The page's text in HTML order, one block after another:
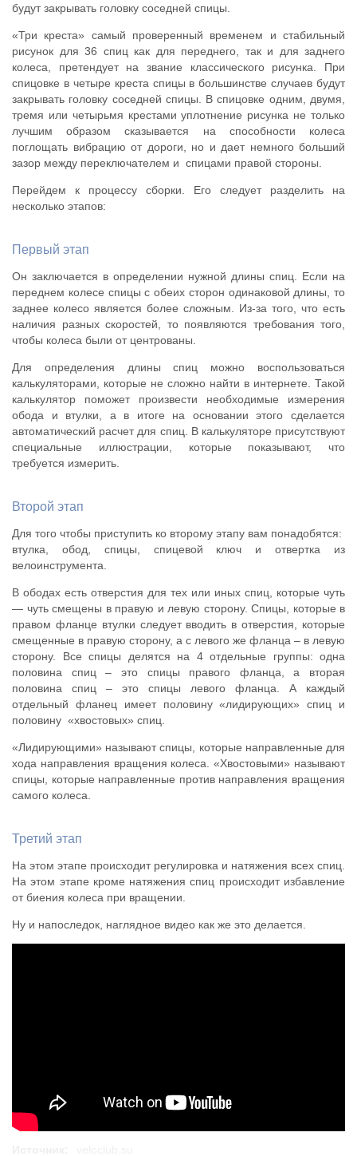
будут закрывать головку соседней спицы.
«Три креста» самый проверенный временем и стабильный
рисунок для 36 спиц как для переднего, так и для заднего
колеса, претендует на звание классического рисунка. При
cпицовке в четыре креста спицы в большинстве случаев будут
закрывать головку соседней спицы. В спицовке одним, двумя,
тремя или четырьмя крестами уплотнение рисунка не только
лучшим образом сказывается на способности колеса
поглощать вибрацию от дороги, но и дает немного больший
зазор между переключателем и спицами правой стороны.
Перейдем к процессу сборки. Его следует разделить на
несколько этапов:
Первый этап
Он заключается в определении нужной длины спиц. Если на
переднем колесе спицы с обеих сторон одинаковой длины, то
заднее колесо является более сложным. Из-за того, что есть
наличия разных скоростей, то появляются требования того,
чтобы колеса были от центрованы.
Для определения длины спиц можно воспользоваться
калькуляторами, которые не сложно найти в интернете. Такой
калькулятор поможет произвести необходимые измерения
обода и втулки, а в итоге на основании этого сделается
автоматический расчет для спиц. В калькуляторе присутствуют
специальные иллюстрации, которые показывают, что
требуется измерить.
Второй этап
Для того чтобы приступить ко второму этапу вам понадобятся:
втулка, обод, спицы, спицевой ключ и отвертка из
велоинструмента.
В ободах есть отверстия для тех или иных спиц, которые чуть
— чуть смещены в правую и левую сторону. Спицы, которые в
правом фланце втулки следует вводить в отверстия, которые
смещенные в правую сторону, а с левого же фланца – в левую
сторону. Все спицы делятся на 4 отдельные группы: одна
половина спиц – это спицы правого фланца, а вторая
половина спиц – это спицы левого фланца. А каждый
отдельный фланец имеет половину «лидирующих» спиц и
половину «хвостовых» спиц.
«Лидирующими» называют спицы, которые направленные для
хода направления вращения колеса. «Хвостовыми» называют
спицы, которые направленные против направления вращения
самого колеса.
Третий этап
На этом этапе происходит регулировка и натяжения всех спиц.
На этом этапе кроме натяжения спиц происходит избавление
от биения колеса при вращении.
Ну и напоследок, наглядное видео как же это делается.